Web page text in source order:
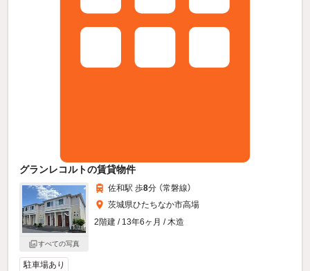
グランレコルトの賃貸物件
すべての写真
佐和駅 歩8分 （常磐線）
茨城県ひたちなか市高場
2階建 / 13年6ヶ月 / 木造
駐車場あり